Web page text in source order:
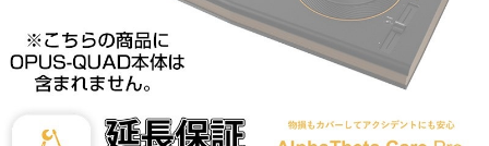
その他楽器
アンプ エフェクター